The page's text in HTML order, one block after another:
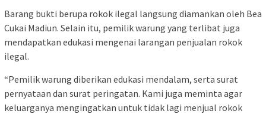
Barang bukti berupa rokok ilegal langsung diamankan oleh Bea
Cukai Madiun. Selain itu, pemilik warung yang terlibat juga
mendapatkan edukasi mengenai larangan penjualan rokok
ilegal.
“Pemilik warung diberikan edukasi mendalam, serta surat
pernyataan dan surat peringatan. Kami juga meminta agar
keluarganya mengingatkan untuk tidak lagi menjual rokok